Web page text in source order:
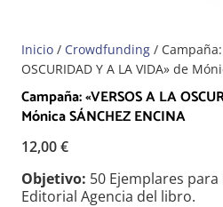
Inicio / Crowdfunding / Campaña:
OSCURIDAD Y A LA VIDA» de
Campaña: «VERSOS A LA
Mónica SÁNCHEZ ENCINA
12,00€
Objetivo: 50 Ejemplares
Editorial Agencia del libro.